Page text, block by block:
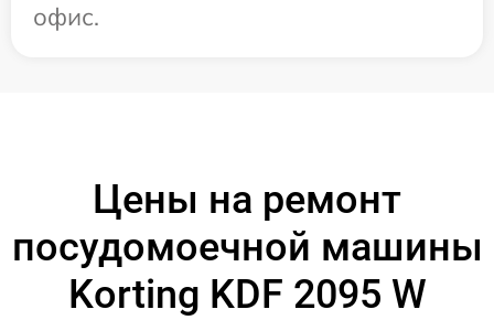
офис.
Цены на ремонт
посудомоечной машины
Korting KDF 2095 W